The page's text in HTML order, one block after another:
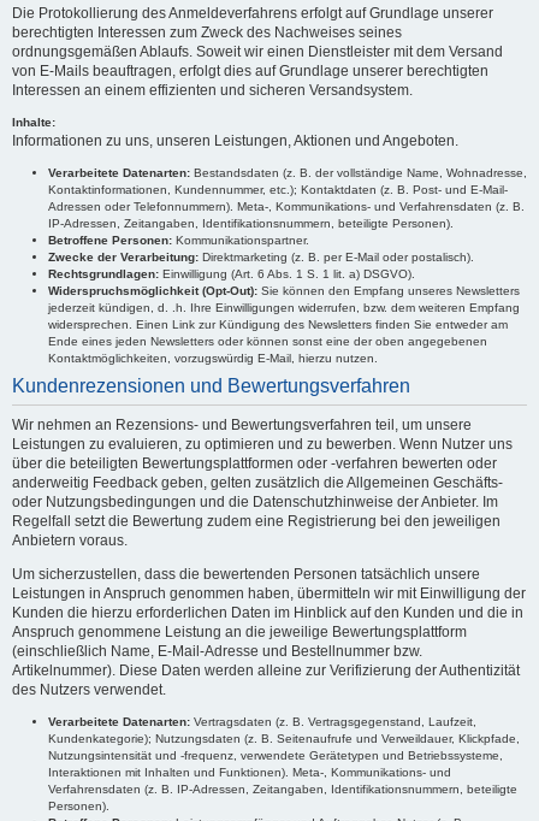
Die Protokollierung des Anmeldeverfahrens erfolgt auf Grundlage unserer
berechtigten Interessen zum Zweck des Nachweises seines
ordnungsgemäßen Ablaufs. Soweit wir einen Dienstleister mit dem Versand
von E-Mails beauftragen, erfolgt dies auf Grundlage unserer berechtigten
Interessen an einem effizienten und sicheren Versandsystem.
Inhalte:
Informationen zu uns, unseren Leistungen, Aktionen und Angeboten.
Verarbeitete Datenarten: Bestandsdaten (z. B. der vollständige Name, Wohnadresse,
Kontaktinformationen, Kundennummer, etc.); Kontaktdaten (z. B. Post- und E-Mail-
Adressen oder Telefonnummern). Meta-, Kommunikations- und Verfahrensdaten (z. B.
IP-Adressen, Zeitangaben, Identifikationsnummern, beteiligte Personen).
Betroffene Personen: Kommunikationspartner.
Zwecke der Verarbeitung: Direktmarketing (z. B. per E-Mail oder postalisch).
Rechtsgrundlagen: Einwilligung (Art. 6 Abs. 1 S. 1 lit. a) DSGVO).
Widerspruchsmöglichkeit (Opt-Out): Sie können den Empfang unseres Newsletters
jederzeit kündigen, d. .h. Ihre Einwilligungen widerrufen, bzw. dem weiteren Empfang
widersprechen. Einen Link zur Kündigung des Newsletters finden Sie entweder am
Ende eines jeden Newsletters oder können sonst eine der oben angegebenen
Kontaktmöglichkeiten, vorzugswürdig E-Mail, hierzu nutzen.
Kundenrezensionen und Bewertungsverfahren
Wir nehmen an Rezensions- und Bewertungsverfahren teil, um unsere
Leistungen zu evaluieren, zu optimieren und zu bewerben. Wenn Nutzer uns
über die beteiligten Bewertungsplattformen oder -verfahren bewerten oder
anderweitig Feedback geben, gelten zusätzlich die Allgemeinen Geschäfts-
oder Nutzungsbedingungen und die Datenschutzhinweise der Anbieter. Im
Regelfall setzt die Bewertung zudem eine Registrierung bei den jeweiligen
Anbietern voraus.
Um sicherzustellen, dass die bewertenden Personen tatsächlich unsere
Leistungen in Anspruch genommen haben, übermitteln wir mit Einwilligung der
Kunden die hierzu erforderlichen Daten im Hinblick auf den Kunden und die in
Anspruch genommene Leistung an die jeweilige Bewertungsplattform
(einschließlich Name, E-Mail-Adresse und Bestellnummer bzw.
Artikelnummer). Diese Daten werden alleine zur Verifizierung der Authentizität
des Nutzers verwendet.
Verarbeitete Datenarten: Vertragsdaten (z. B. Vertragsgegenstand, Laufzeit,
Kundenkategorie); Nutzungsdaten (z. B. Seitenaufrufe und Verweildauer, Klickpfade,
Nutzungsintensität und -frequenz, verwendete Gerätetypen und Betriebssysteme,
Interaktionen mit Inhalten und Funktionen). Meta-, Kommunikations- und
Verfahrensdaten (z. B. IP-Adressen, Zeitangaben, Identifikationsnummern, beteiligte
Personen).